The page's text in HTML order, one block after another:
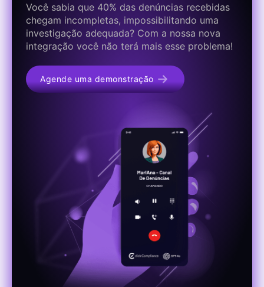
Você sabia que 40% das denúncias recebidas
chegam incompletas, impossibilitando uma
investigação adequada? Com a nossa nova
integração você não terá mais esse problema!
Agende uma demonstração